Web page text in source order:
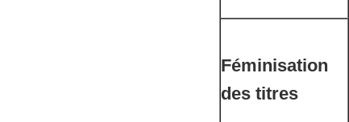
Féminisation
des titres